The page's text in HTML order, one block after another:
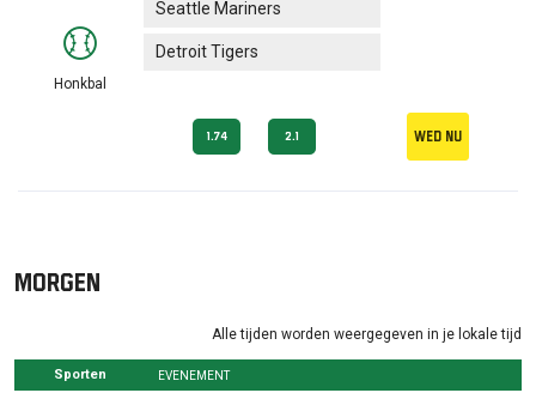
Honkbal
Seattle Mariners
Detroit Tigers
1.74 2.1 Wed nu
Morgen
Alle tijden worden weergegeven in je lokale tijd
Sporten EVENEMENT